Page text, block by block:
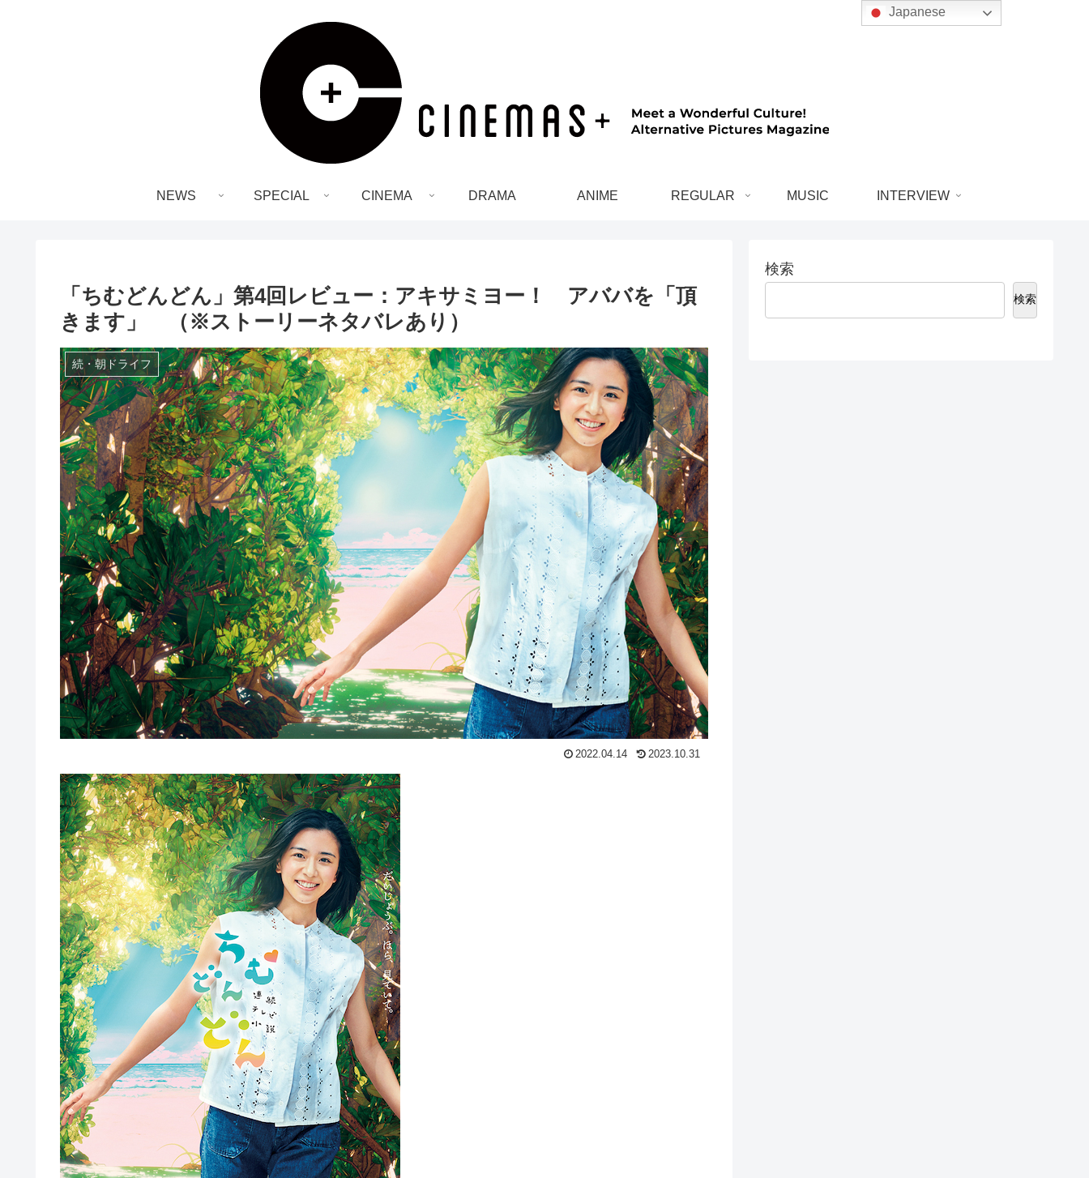
NEWS SPECIAL CINEMA DRAMA ANIME REGULAR MUSIC INTERVIEW
「ちむどんどん」第4回レビュー：アキサミヨー！ アババを「頂
きます」 （※ストーリーネタバレあり）
続・朝ドライフ
2022.04.14 2023.10.31
検索
検索
Japanese